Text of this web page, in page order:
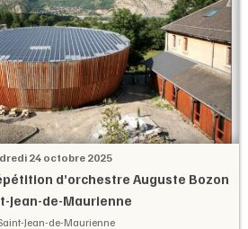
24 octobre 2025
d’orchestre Auguste Bozon
Jean-de-Maurienne
Jean-de-Maurienne